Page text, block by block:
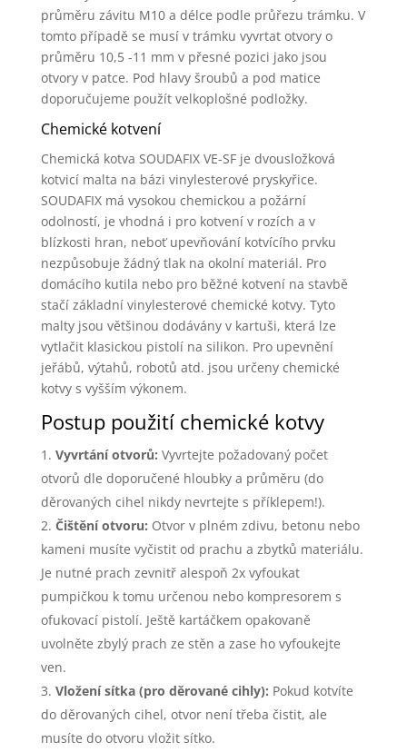
průměru závitu M10 a délce podle průřezu trámku. V
tomto případě se musí v trámku vyvrtat otvory o
průměru 10,5 -11 mm v přesné pozici jako jsou
otvory v patce. Pod hlavy šroubů a pod matice
doporučujeme použít velkoplošné podložky.
Chemické kotvení
Chemická kotva SOUDAFIX VE-SF je dvousložková
kotvicí malta na bázi vinylesterové pryskyřice.
SOUDAFIX má vysokou chemickou a požární
odolností, je vhodná i pro kotvení v rozích a v
blízkosti hran, neboť upevňování kotvícího prvku
nezpůsobuje žádný tlak na okolní materiál. Pro
domácího kutila nebo pro běžné kotvení na stavbě
stačí základní vinylesterové chemické kotvy. Tyto
malty jsou většinou dodávány v kartuši, která lze
vytlačit klasickou pistolí na silikon. Pro upevnění
jeřábů, výtahů, robotů atd. jsou určeny chemické
kotvy s vyšším výkonem.
Postup použití chemické kotvy
Vyvrtání otvorů: Vyvrtejte požadovaný počet
otvorů dle doporučené hloubky a průměru (do
děrovaných cihel nikdy nevrtejte s příklepem!).
Čištění otvoru: Otvor v plném zdivu, betonu nebo
kameni musíte vyčistit od prachu a zbytků materiálu.
Je nutné prach zevnitř alespoň 2x vyfoukat
pumpičkou k tomu určenou nebo kompresorem s
ofukovací pistolí. Ještě kartáčkem opakovaně
uvolněte zbylý prach ze stěn a zase ho vyfoukejte
ven.
Vložení sítka (pro děrované cihly): Pokud kotvíte
do děrovaných cihel, otvor není třeba čistit, ale
musíte do otvoru vložit sítko.